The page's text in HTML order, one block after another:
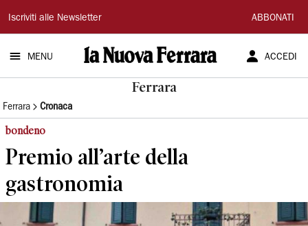
La
Nuova
Ferrara
Iscriviti alle Newsletter ABBONATI
MENU ACCEDI
Ferrara
Ferrara Cronaca
bondeno
Premio all’arte della
gastronomia